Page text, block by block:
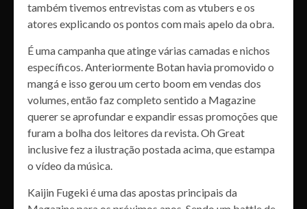
também tivemos entrevistas com as vtubers e os
atores explicando os pontos com mais apelo da obra.
É uma campanha que atinge várias camadas e nichos
específicos. Anteriormente Botan havia promovido o
mangá e isso gerou um certo boom em vendas dos
volumes, então faz completo sentido a Magazine
querer se aprofundar e expandir essas promoções que
furam a bolha dos leitores da revista. Oh Great
inclusive fez a ilustração postada acima, que estampa
o vídeo da música.
Kaijin Fugeki é uma das apostas principais da